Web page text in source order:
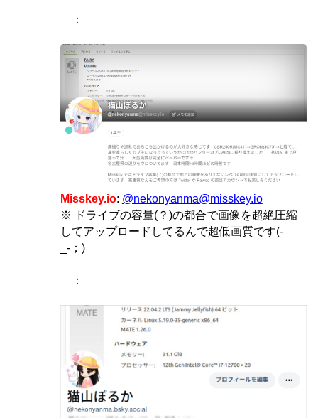
：
Misskey.io: @nekonyanma@misskey.io
※ ドライブの容量(？)の都合で画像を超絶圧縮
してアップロードしてるんで超低画質です(-
_-；)
：